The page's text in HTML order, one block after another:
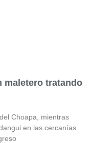
maletero tratando
Choapa, mientras
en las cercanías